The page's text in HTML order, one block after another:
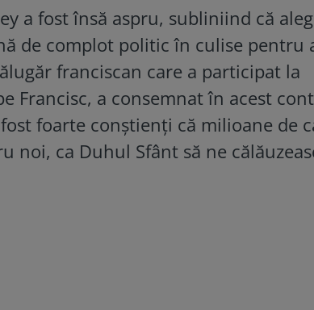
a fost însă aspru, subliniind că
de complot politic în culise pentru
franciscan care a participat la
Francisc, a consemnat în acest
foarte conştienţi că milioane de
noi, ca Duhul Sfânt să ne